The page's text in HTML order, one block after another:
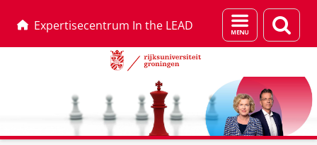
Expertisecentrum In the LEAD
Menu
en